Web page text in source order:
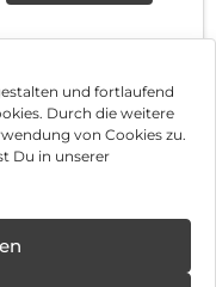
und fortlaufend
Durch die weitere
von Cookies zu.
Du in unserer
9 Nächste